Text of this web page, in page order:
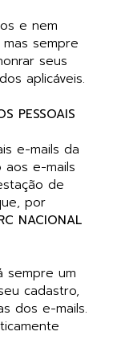
e nem
sempre
seus
aplicáveis.
PESSOAIS
e-mails da
e-mails
de
por
NACIONAL
sempre um
cadastro,
dos e-mails.